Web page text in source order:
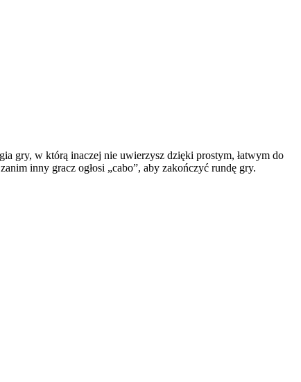
gry, w którą inaczej nie uwierzysz dzięki prostym, łatwym do
inny gracz ogłosi „cabo”, aby zakończyć rundę gry.